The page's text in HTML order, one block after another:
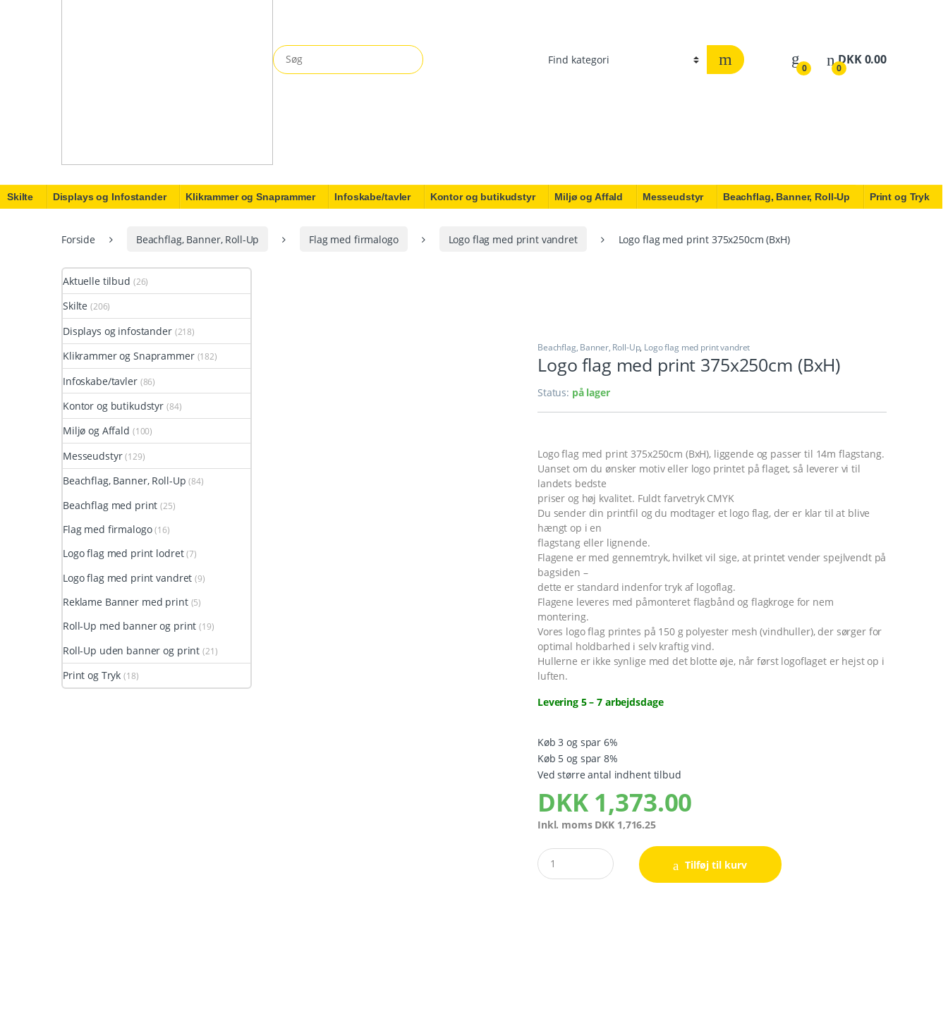
Search for:
0 0
DKK0.00
Skilte Displays og Infostander Klikrammer og Snaprammer Infoskabe/tavler Kontor og butikudstyr Miljø og Affald Messeudstyr Beachflag, Banner, Roll-Up Print og Tryk
Forside Beachflag, Banner, Roll-Up Flag med firmalogo Logo flag med print vandret Logo flag med print 375x250cm (BxH)
Beachflag, Banner, Roll-Up, Logo flag med print vandret
Logo flag med print 375x250cm (BxH)
Status: på lager
Logo flag med print 375x250cm (BxH), liggende og passer til 14m flagstang.
Uanset om du ønsker motiv eller logo printet på flaget, så leverer vi til
landets bedste
priser og høj kvalitet. Fuldt farvetryk CMYK
Du sender din printfil og du modtager et logo flag, der er klar til at blive
hængt op i en
flagstang eller lignende.
Flagene er med gennemtryk, hvilket vil sige, at printet vender spejlvendt på
bagsiden –
dette er standard indenfor tryk af logoflag.
Flagene leveres med påmonteret flagbånd og flagkroge for nem
montering.
Vores logo flag printes på 150 g polyester mesh (vindhuller), der sørger for
optimal holdbarhed i selv kraftig vind.
Hullerne er ikke synlige med det blotte øje, når først logoflaget er hejst op i
luften.
Levering 5 – 7 arbejdsdage
Køb 3 og spar 6%
Køb 5 og spar 8%
Ved større antal indhent tilbud
DKK1,373.00
Inkl. moms DKK 1,716.25
Quantity
Tilføj til kurv
Aktuelle tilbud (26)
Skilte (206)
Displays og infostander (218)
Klikrammer og Snaprammer (182)
Infoskabe/tavler (86)
Kontor og butikudstyr (84)
Miljø og Affald (100)
Messeudstyr (129)
Beachflag, Banner, Roll-Up (84)
Beachflag med print (25)
Flag med firmalogo (16)
Logo flag med print lodret (7)
Logo flag med print vandret (9)
Reklame Banner med print (5)
Roll-Up med banner og print (19)
Roll-Up uden banner og print (21)
Print og Tryk (18)